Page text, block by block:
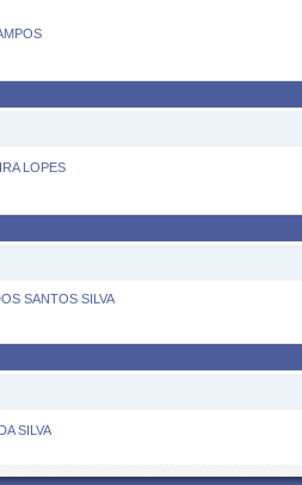
LOPES
SANTOS SILVA
SILVA